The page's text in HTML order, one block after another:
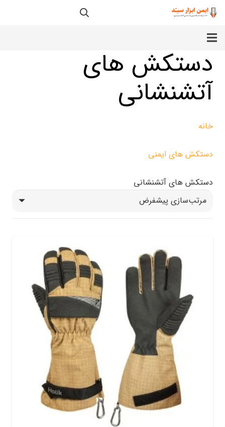
دستکش های
آتشنشانی
خانه
دستکش های ایمنی
دستکش های آتشنشانی